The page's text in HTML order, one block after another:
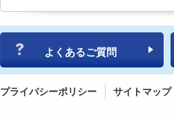
よくあるご質問
プライバシーポリシー サイトマップ